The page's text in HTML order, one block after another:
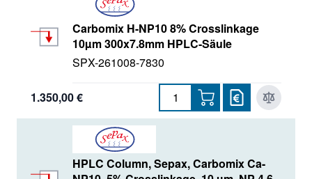
Carbomix H-NP10 8% Crosslinkage
10µm 300x7.8mm HPLC-Säule
SPX-261008-7830
1.350,00 €
HPLC Column, Sepax, Carbomix Ca-